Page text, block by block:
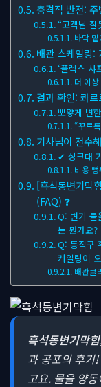
충격적 반전:
“고객님
바닥
배관 스케일링:
‘플렉스 샤
더 이
결과 확인: 콰
뽀얗게 변
“꾸르
기사님이 전수
✔ 싱크대
비용
[흑석동변기막
(FAQ) ❓
Q: 변기 물
는 뭔가요?
Q: 동작구
케일링이
배관클
흑석동변기막힘
과 공포의 후기!
고요. 물을 양